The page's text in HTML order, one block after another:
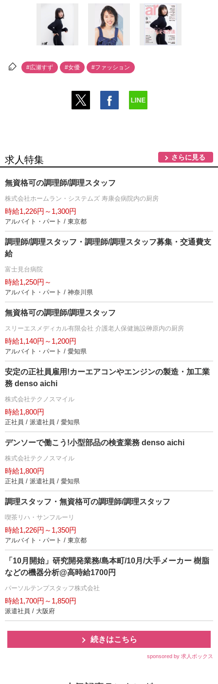
#広瀬すず #女優 #ファッション
求人特集 さらに見る
無資格可の調理師/調理スタッフ
株式会社ホームラン・システムズ 寿康会病院内の厨房
時給1,226円～1,300円
アルバイト・パート / 東京都
調理師/調理スタッフ・調理師/調理スタッフ募集・交通費支
給
富士見台病院
時給1,250円～
アルバイト・パート / 神奈川県
無資格可の調理師/調理スタッフ
スリーエスメディカル有限会社 介護老人保健施設榊原内の厨房
時給1,140円～1,200円
アルバイト・パート / 愛知県
安定の正社員雇用!カーエアコンやエンジンの製造・加工業
務 denso aichi
株式会社テクノスマイル
時給1,800円
正社員 / 派遣社員 / 愛知県
デンソーで働こう!小型部品の検査業務 denso aichi
株式会社テクノスマイル
時給1,800円
正社員 / 派遣社員 / 愛知県
調理スタッフ・無資格可の調理師/調理スタッフ
喫茶リハ・サンフルーリ
時給1,226円～1,350円
アルバイト・パート / 東京都
「10月開始」研究開発業務/島本町/10月/大手メーカー 樹脂
などの機器分析@高時給1700円
パーソルテンプスタッフ株式会社
時給1,700円～1,850円
派遣社員 / 大阪府
続きはこちら
sponsored by 求人ボックス